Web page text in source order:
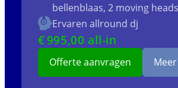
bellenblaas, 2 moving
Ervaren allround dj
€995,00 all-in
Offerte aanvragen